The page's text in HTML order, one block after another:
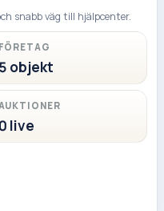
snabb väg till hjälpcenter.
FÖRETAG
5 objekt
AUKTIONER
live